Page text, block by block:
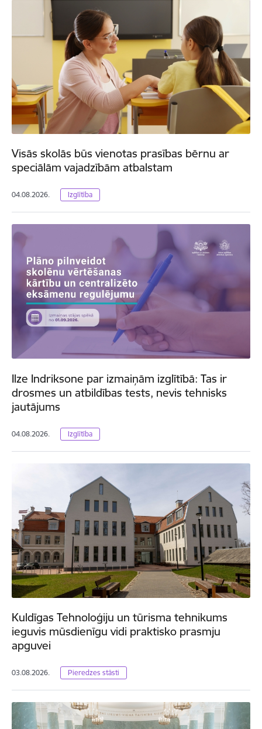
Visās skolās būs vienotas prasības bērnu ar
speciālām vajadzībām atbalstam
04.08.2026. Izglītība
Ilze Indriksone par izmaiņām izglītībā: Tas ir
drosmes un atbildības tests, nevis tehnisks
jautājums
04.08.2026. Izglītība
Kuldīgas Tehnoloģiju un tūrisma tehnikums
ieguvis mūsdienīgu vidi praktisko prasmju
apguvei
03.08.2026. Pieredzes stāsti